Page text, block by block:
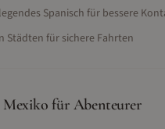
Spanisch für bessere
Städten für sichere Fahrten
Mexiko für Abenteurer